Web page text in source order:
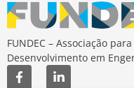
FUNDEC – Associação
Desenvolvimento em